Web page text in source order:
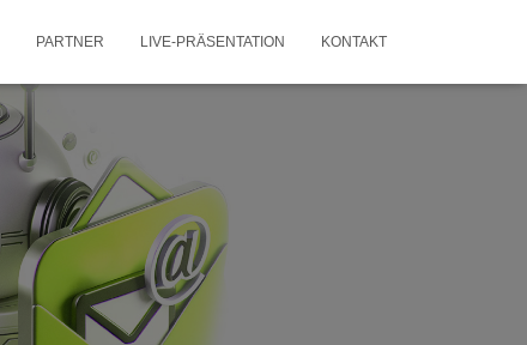
PARTNER LIVE-PRÄSENTATION KONTAKT